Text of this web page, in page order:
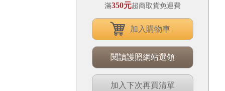
滿350元超商取貨免運費
加入購物車
閱讀護照網站選領
加入下次再買清單